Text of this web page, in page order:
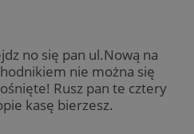
no się pan ul.Nową na
nie można się
Rusz pan te cztery
kasę bierzesz.